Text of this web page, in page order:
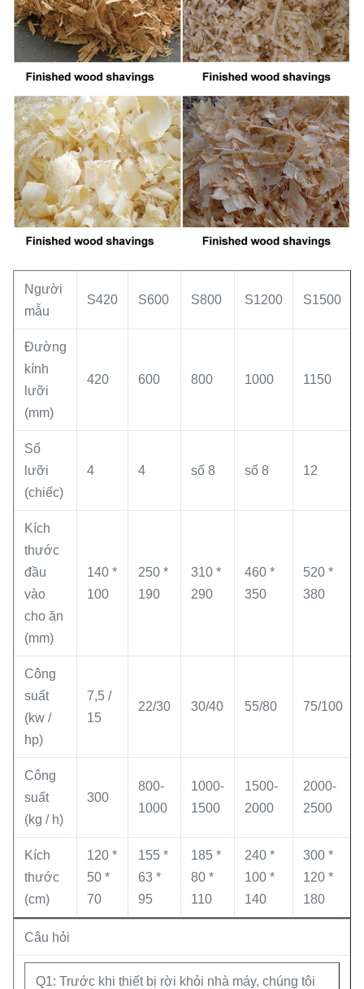
Người
mẫu
S420 S600 S800 S1200 S1500
Đường
kính
lưỡi
(mm)
420 600 800 1000 1150
Số
lưỡi
(chiếc)
4 4 số 8 số 8 12
Kích
thước
đầu
vào
cho ăn
(mm)
140 *
100
250 *
190
310 *
290
460 *
350
520 *
380
Công
suất
(kw /
hp)
7,5 /
15
22/30 30/40 55/80 75/100
Công
suất
(kg / h)
300
800-
1000
1000-
1500
1500-
2000
2000-
2500
Kích
thước
(cm)
120 *
50 *
70
155 *
63 *
95
185 *
80 *
110
240 *
100 *
140
300 *
120 *
180
Câu hỏi
Q1: Trước khi thiết bị rời khỏi nhà máy, chúng tôi